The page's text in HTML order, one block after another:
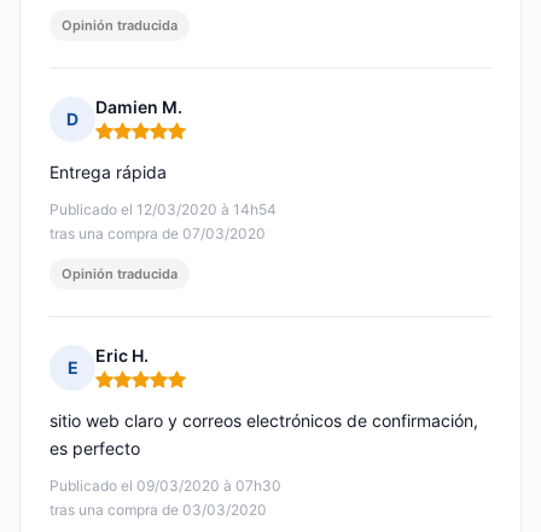
Opinión traducida
D
Damien M.
Nota: 5 de 5
Publicado el 12/03/2020 à 14h54
tras una compra de 07/03/2020
Entrega rápida
Opinión traducida
E
Eric H.
Nota: 5 de 5
Publicado el 09/03/2020 à 07h30
tras una compra de 03/03/2020
sitio web claro y correos electrónicos de confirmación,
es perfecto